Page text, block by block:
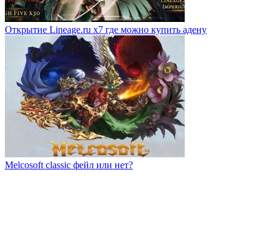
Открытие Lineage.ru x7 где можно купить адену
Melcosoft classic фейл или нет?